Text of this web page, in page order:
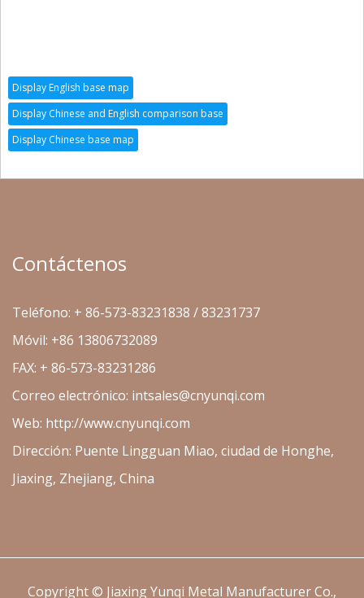
Contáctenos
Teléfono: + 86-573-83231838 / 83231737
Móvil: +86 13806732089
FAX: + 86-573-83231286
Correo electrónico: intsales@cnyunqi.com
Web: http://www.cnyunqi.com
Dirección: Puente Lingguan Miao, ciudad de Honghe,
Jiaxing, Zhejiang, China
Copyright © Jiaxing Yunqi Metal Manufacturer Co.,